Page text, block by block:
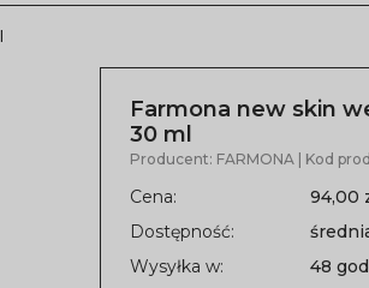
Farmona new skin
30 ml
Producent: FARMONA | Kod
Cena:
94,00
Dostępność:
Wysyłka w:
48